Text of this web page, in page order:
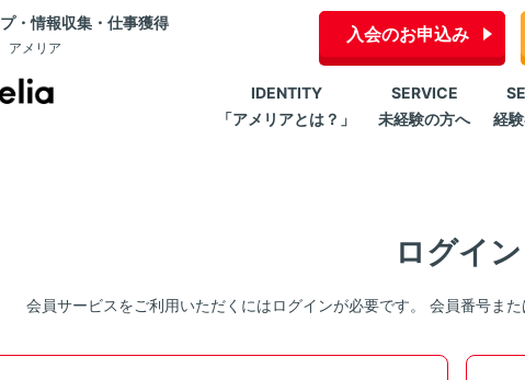
・情報収集・仕事獲得
アメリア
入会のお申込み
IDENTITY
「アメリアとは？」
SERVICE
未経験の方へ
経
ログイン
会員サービスをご利用いただくにはログインが必要です。 会員番号ま